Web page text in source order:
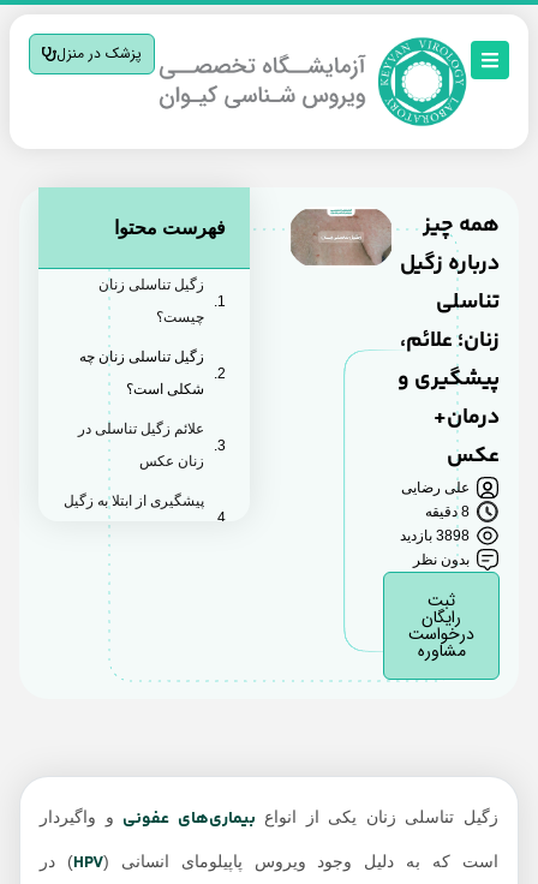
پزشک در منزل
همه چیز
درباره زگیل
تناسلی
زنان؛ علائم،
پیشگیری و
درمان+
عکس
علی رضایی
8 دقیقه
3898 بازدید
بدون نظر
رایگان
درخواست
مشاوره
فهرست محتوا
زگیل تناسلی زنان
چیست؟
زگیل تناسلی زنان چه
شکلی است؟
علائم زگیل تناسلی در
زنان عکس
پیشگیری از ابتلا به زگیل
بعد از چند وقت نمایان
نشانه سرطان است؟
زگیل تناسلی در دختران
مجرد و باکره
زگیل تناسلی زنان یکی از انواعبیماری‌های عفونیو واگیردار
است که به دلیل وجود ویروس پاپیلومای انسانی (HPV ) در